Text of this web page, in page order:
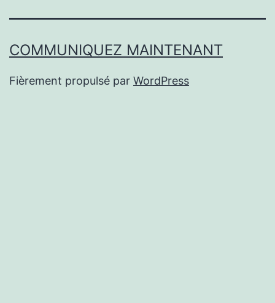
COMMUNIQUEZ MAINTENANT
Fièrement propulsé par WordPress